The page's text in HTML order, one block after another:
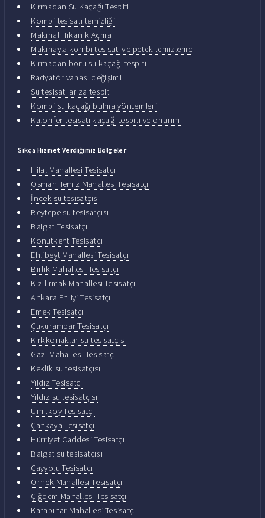
Kırmadan Su Kaçağı Tespiti
Kombi tesisatı temizliği
Makinalı Tıkanık Açma
Makinayla kombi tesisatı ve petek temizleme
Kırmadan boru su kaçağı tespiti
Radyatör vanası değişimi
Su tesisatı arıza tespit
Kombi su kaçağı bulma yöntemleri
Kalorifer tesisatı kaçağı tespiti ve onarımı
Sıkça Hizmet Verdiğimiz Bölgeler
Hilal Mahallesi Tesisatçı
Osman Temiz Mahallesi Tesisatçı
İncek su tesisatçısı
Beytepe su tesisatçısı
Balgat Tesisatçı
Konutkent Tesisatçı
Ehlibeyt Mahallesi Tesisatçı
Birlik Mahallesi Tesisatçı
Kızılırmak Mahallesi Tesisatçı
Ankara En iyi Tesisatçı
Emek Tesisatçı
Çukurambar Tesisatçı
Kırkkonaklar su tesisatçısı
Gazi Mahallesi Tesisatçı
Keklik su tesisatçısı
Yıldız Tesisatçı
Yıldız su tesisatçısı
Ümitköy Tesisatçı
Çankaya Tesisatçı
Hürriyet Caddesi Tesisatçı
Balgat su tesisatçısı
Çayyolu Tesisatçı
Örnek Mahallesi Tesisatçı
Çiğdem Mahallesi Tesisatçı
Karapınar Mahallesi Tesisatçı